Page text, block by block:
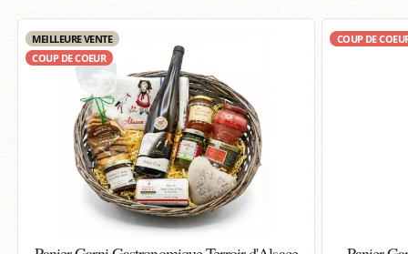
MEILLEURE VENTE
COUP DE COEUR
COUP DE